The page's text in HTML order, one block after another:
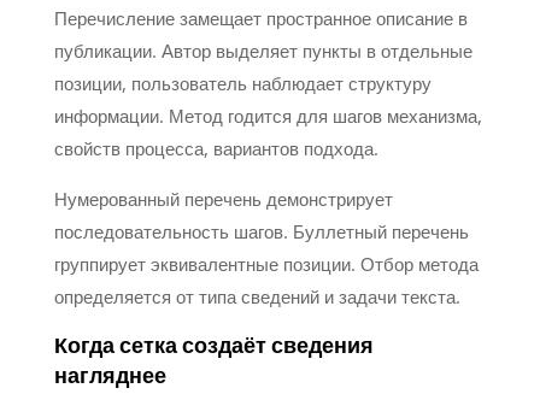
Перечисление замещает пространное описание в
публикации. Автор выделяет пункты в отдельные
позиции, пользователь наблюдает структуру
информации. Метод годится для шагов механизма,
свойств процесса, вариантов подхода.
Нумерованный перечень демонстрирует
последовательность шагов. Буллетный перечень
группирует эквивалентные позиции. Отбор метода
определяется от типа сведений и задачи текста.
Когда сетка создаёт сведения
нагляднее